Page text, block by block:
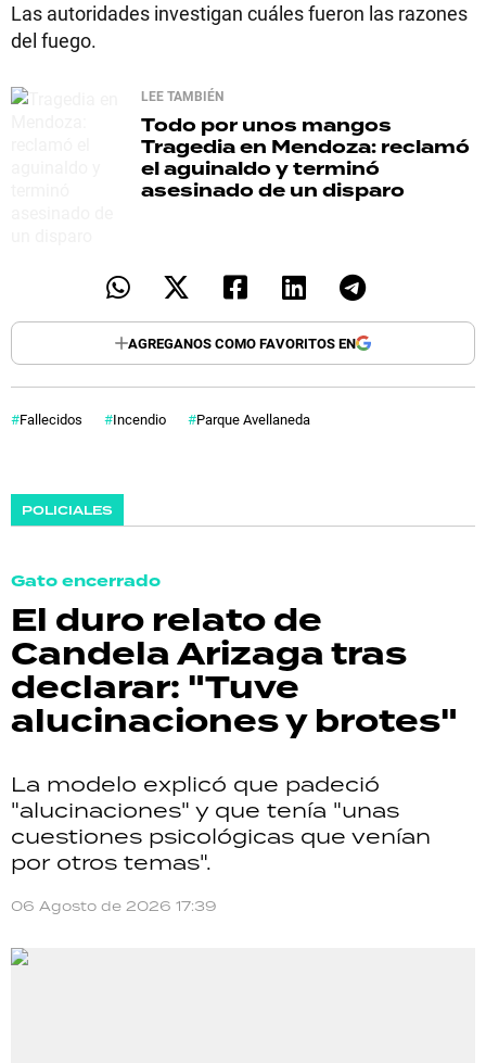
Las autoridades investigan cuáles fueron las razones
del fuego.
LEE TAMBIÉN
Todo por unos mangos
Tragedia en Mendoza: reclamó
el aguinaldo y terminó
asesinado de un disparo
AGREGANOS COMO FAVORITOS EN
Fallecidos Incendio Parque Avellaneda
POLICIALES
Gato encerrado
El duro relato de
Candela Arizaga tras
declarar: "Tuve
alucinaciones y brotes"
La modelo explicó que padeció
"alucinaciones" y que tenía "unas
cuestiones psicológicas que venían
por otros temas".
06 Agosto de 2026 17:39